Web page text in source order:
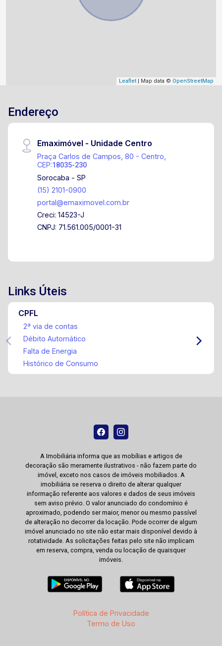
Leaflet | Map data © OpenStreetMap
Endereço
Emaximóvel - Unidade Centro
Praça Carlos de Campos, 80 - Centro,
CEP:18035-230
Sorocaba - SP
(15) 2101-0900
portal@emaximovel.com.br
Creci: 14523-J
CNPJ: 71.561.005/0001-31
Links Úteis
CPFL
2ª via de contas
Débito Automático
Falta de Energia
Histórico de Consumo
A Imobiliária informa que as mobílias e artigos de
decoração são meramente ilustrativos - não fazem parte do
imóvel, exceto nos casos de imóveis mobiliados. A
imobiliária se reserva o direito de alterar qualquer
informação referente aos valores e dados de seus imóveis
sem aviso prévio. O valor anunciado do condomínio é
aproximado, podendo ser maior, menor ou mesmo passível
de alteração no decorrer da locação. Pode ocorrer de algum
imóvel anunciado no site não estar mais disponível devido à
rotatividade. As solicitações feitas pelo site não implicam
em reserva, compra, venda ou locação de quaisquer
imóveis.
Política de Privacidade
Termo de Uso